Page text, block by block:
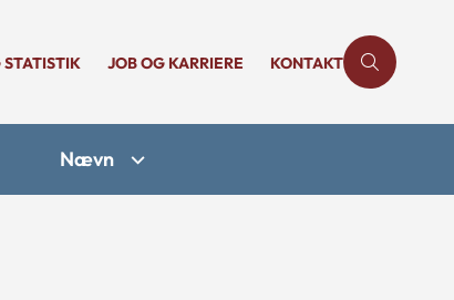
JOB OG KARRIERE KONTAKT
Nævn